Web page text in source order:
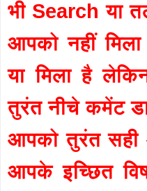
भी Search या
आपको नहीं
या मिला है
तुरंत नीचे कमेंट
आपको तुरंत
आपके इच्छित